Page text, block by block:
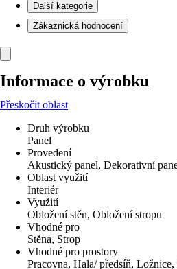
Další kategorie
Zákaznická hodnocení
Informace o výrobku
Přeskočit oblast
Druh výrobku
Panel
Provedení
Akustický panel, Dekorativní
Oblast využití
Interiér
Využití
Obložení stěn, Obložení stropu
Vhodné pro
Stěna, Strop
Vhodné pro prostory
Pracovna, Hala/ předsíň,